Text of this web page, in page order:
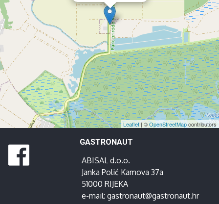
Leaflet| ©OpenStreetMapcontributors
GASTRONAUT
ABISAL d.o.o.
Janka Polić Kamova 37a
51000 RIJEKA
e-mail: gastronaut@gastronaut.hr